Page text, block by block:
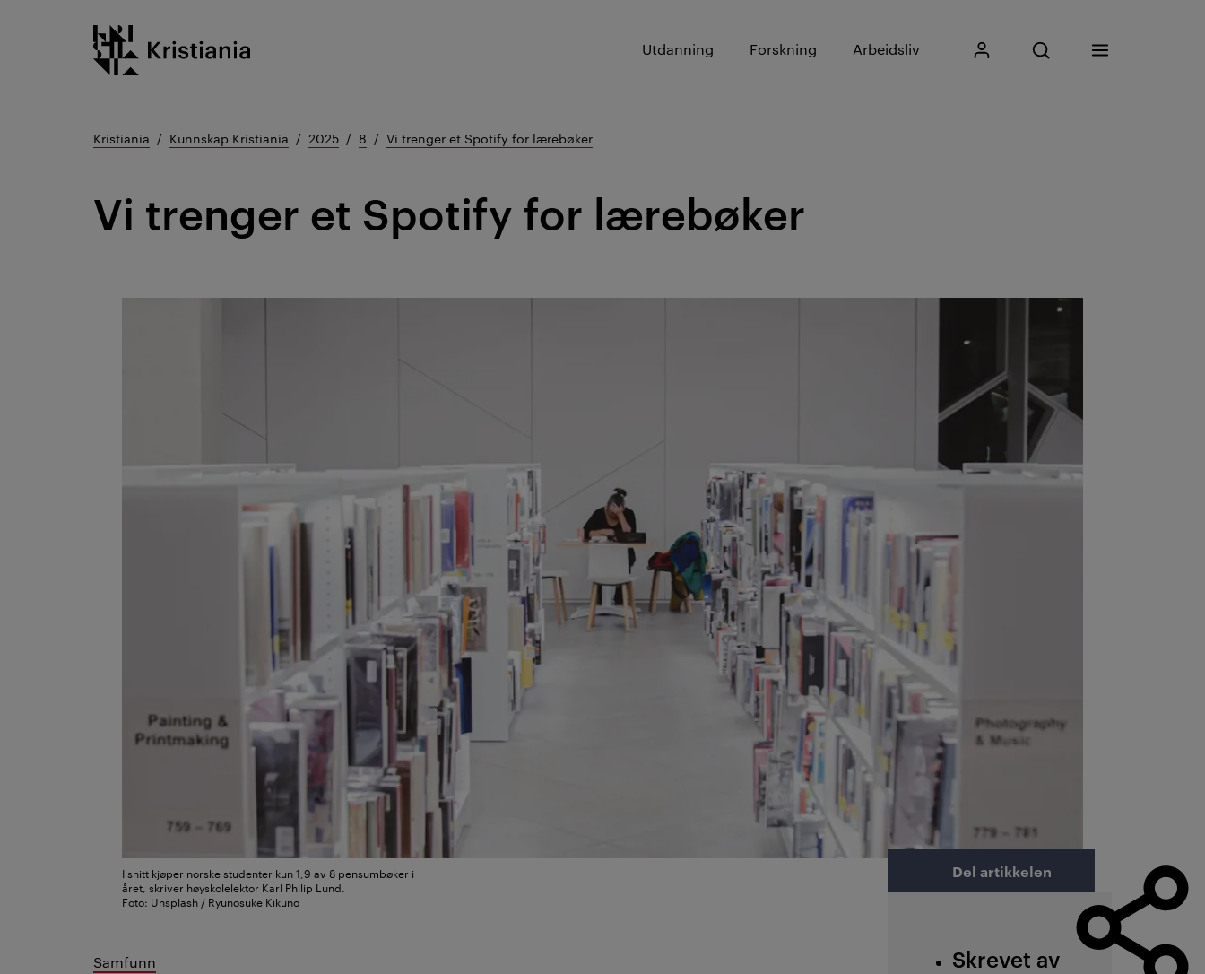
Kristiania logo
Utdanning Forskning Arbeidsliv Mitt KristianiaÅpne søk
Skriv inn søkefrase
Søk
Meny
Kristiania Kunnskap Kristiania 2025 8 Vi trenger et Spotify for lærebøker
Vi trenger et Spotify for lærebøker
I snitt kjøper norske studenter kun 1,9 av 8 pensumbøker i
året, skriver høyskolelektor Karl Philip Lund.
Foto: Unsplash / Ryunosuke Kikuno
Del artikkelen
Skrevet av
Samfunn